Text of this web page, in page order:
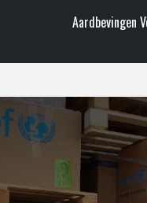
Aardbevingen